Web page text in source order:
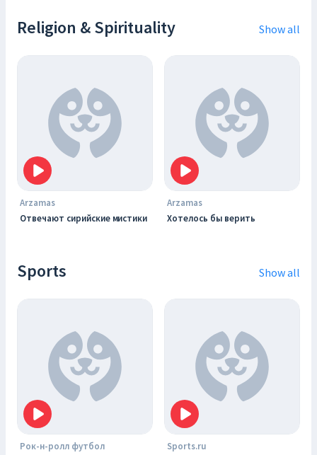
Religion & Spirituality Show all
Arzamas
Отвечают сирийские мистики
Arzamas
Хотелось бы верить
Sports Show all
Рок-н-ролл футбол
Sports.ru